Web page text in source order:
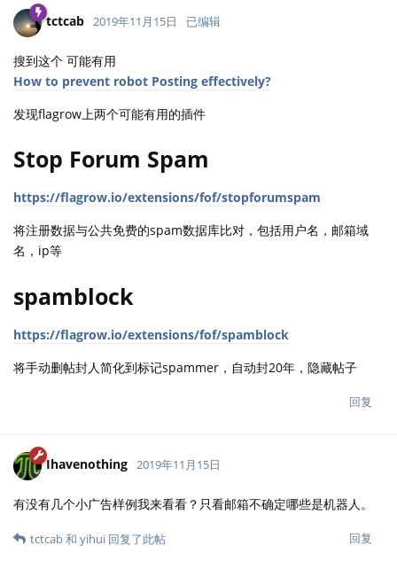
tctcab 2019年11月15日 已编辑
搜到这个 可能有用
How to prevent robot Posting effectively?
发现flagrow上两个可能有用的插件
Stop Forum Spam
https://flagrow.io/extensions/fof/stopforumspam
将注册数据与公共免费的spam数据库比对，包括用户名，邮箱域
名，ip等
spamblock
https://flagrow.io/extensions/fof/spamblock
将手动删帖封人简化到标记spammer，自动封20年，隐藏帖子
回复
Ihavenothing 2019年11月15日
有没有几个小广告样例我来看看？只看邮箱不确定哪些是机器人。
回复
tctcab和 yihui 回复了此帖